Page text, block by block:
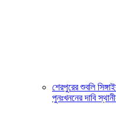
শেরপুরের শুবলি
পুনঃখননের দাবি